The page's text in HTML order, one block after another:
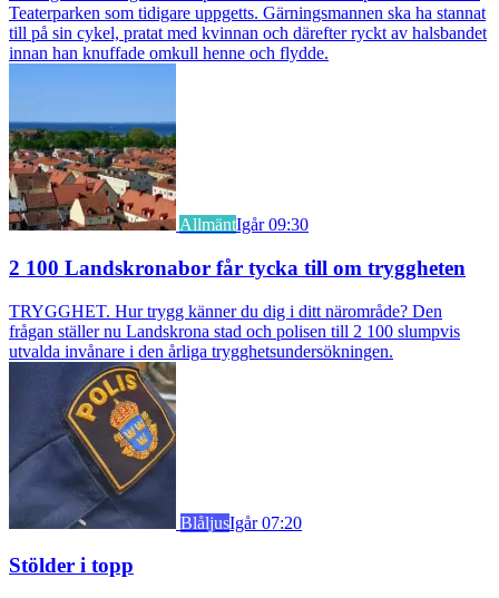
Teaterparken som tidigare uppgetts. Gärningsmannen ska ha stannat
till på sin cykel, pratat med kvinnan och därefter ryckt av halsbandet
innan han knuffade omkull henne och flydde.
AllmäntIgår 09:30
2 100 Landskronabor får tycka till om tryggheten
TRYGGHET. Hur trygg känner du dig i ditt närområde? Den
frågan ställer nu Landskrona stad och polisen till 2 100 slumpvis
utvalda invånare i den årliga trygghetsundersökningen.
BlåljusIgår 07:20
Stölder i topp